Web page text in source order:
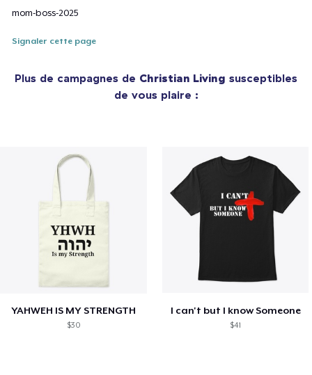
mom-boss-2025
Signaler cette page
Plus de campagnes de Christian Living susceptibles
de vous plaire :
YAHWEH IS MY STRENGTH
$30
I can't but I know Someone
$41